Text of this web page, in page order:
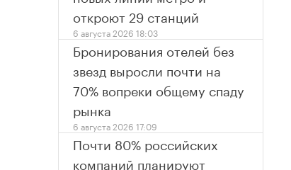
откроют 29 станций
6 августа 2026 18:03
Бронирования отелей без
звезд выросли почти на
70% вопреки общему спаду
рынка
6 августа 2026 17:09
Почти 80% российских
компаний планируют